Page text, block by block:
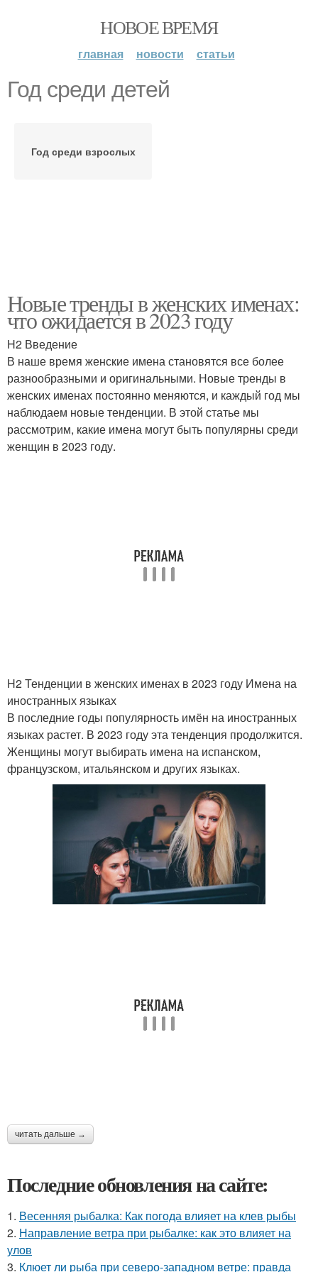
НОВОЕ ВРЕМЯ
главная новости статьи
Год среди детей
Год среди взрослых
Новые тренды в женских именах:
что ожидается в 2023 году
H2 Введение
В наше время женские имена становятся все более
разнообразными и оригинальными. Новые тренды в
женских именах постоянно меняются, и каждый год мы
наблюдаем новые тенденции. В этой статье мы
рассмотрим, какие имена могут быть популярны среди
женщин в 2023 году.
H2 Тенденции в женских именах в 2023 году Имена на
иностранных языках
В последние годы популярность имён на иностранных
языках растет. В 2023 году эта тенденция продолжится.
Женщины могут выбирать имена на испанском,
французском, итальянском и других языках.
читать дальше →
Последние обновления на сайте:
1. Весенняя рыбалка: Как погода влияет на клев рыбы
2. Направление ветра при рыбалке: как это влияет на
улов
3. Клюет ли рыба при северо-западном ветре: правда